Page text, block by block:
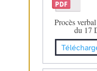
Procès
du 17